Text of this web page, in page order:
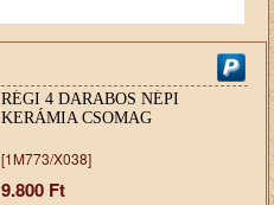
RÉGI 4 DARABOS NÉPI
KERÁMIA CSOMAG
[1M773/X038]
9.800 Ft